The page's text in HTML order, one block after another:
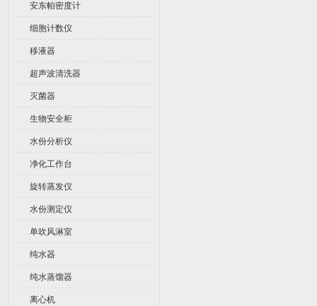
安东帕密度计
细胞计数仪
移液器
超声波清洗器
灭菌器
生物安全柜
水份分析仪
净化工作台
旋转蒸发仪
水份测定仪
单吹风淋室
纯水器
纯水蒸馏器
离心机